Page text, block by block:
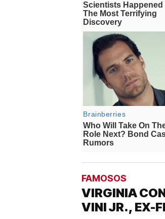
FAMOSOS
VIRGINIA
VINI JR., EX-